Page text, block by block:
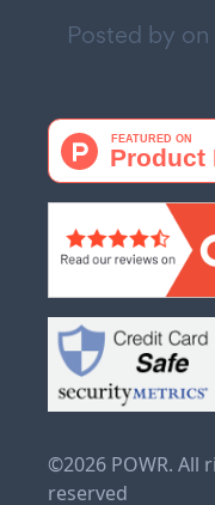
Posted by on
©2026 POWR. All
reserved